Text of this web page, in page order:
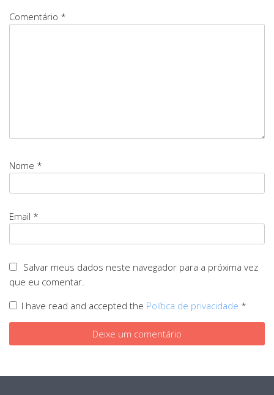
Comentário *
Nome *
Email *
Salvar meus dados neste navegador para a próxima vez
que eu comentar.
I have read and accepted the Política de privacidade *